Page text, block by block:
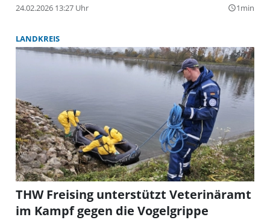
24.02.2026 13:27 Uhr query_builder1min
LANDKREIS
THW Freising unterstützt Veterinäramt
im Kampf gegen die Vogelgrippe